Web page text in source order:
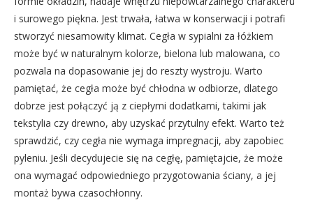
i surowego piękna. Jest trwała, łatwa w konserwacji i potrafi
stworzyć niesamowity klimat. Cegła w sypialni za łóżkiem
może być w naturalnym kolorze, bielona lub malowana, co
pozwala na dopasowanie jej do reszty wystroju. Warto
pamiętać, że cegła może być chłodna w odbiorze, dlatego
dobrze jest połączyć ją z ciepłymi dodatkami, takimi jak
tekstylia czy drewno, aby uzyskać przytulny efekt. Warto też
sprawdzić, czy cegła nie wymaga impregnacji, aby zapobiec
pyleniu. Jeśli decydujecie się na cegłę, pamiętajcie, że może
ona wymagać odpowiedniego przygotowania ściany, a jej
montaż bywa czasochłonny.